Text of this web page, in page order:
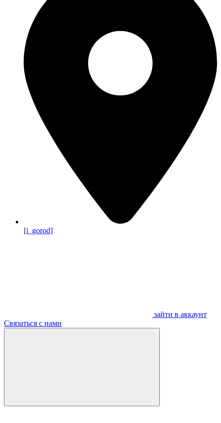
[i_gorod]
зайти в аккаунт
Связаться с нами